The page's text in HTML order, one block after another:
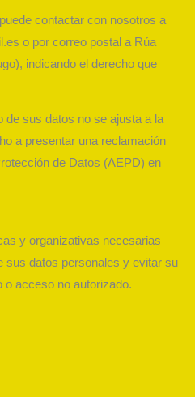
contactar con nosotros a
o por correo postal a Rúa
indicando el derecho que
de sus datos no se ajusta a la
a presentar una reclamación
de Datos (AEPD) en
y organizativas necesarias
sus datos personales y evitar su
o acceso no autorizado.